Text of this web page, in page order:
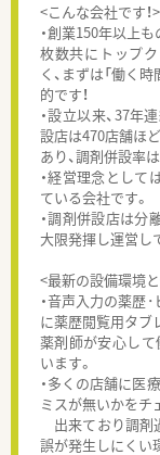
<こんな会社です！>
・創業150年以上
枚数共にトップ
く、まずは「働く
的です！
・設立以来、37年
設店は470店舗ほど
あり、調剤併設率
・経営理念として
ている会社です。
・調剤併設店は分
大限発揮し運営し
<最新の設備環境
・音声入力の薬歴
に薬歴閲覧用タブ
薬剤師が安心し
います。
・多くの店舗に医
ミスが無いかをチ
出来ており調剤
誤が発生しにくい